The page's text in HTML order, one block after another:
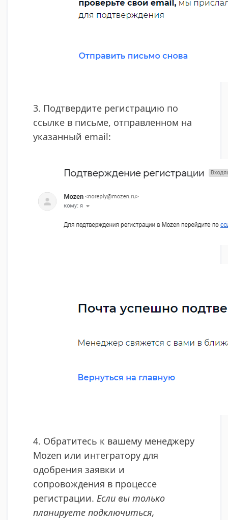
3. Подтвердите регистрацию по
ссылке в письме, отправленном на
указанный email:
4. Обратитесь к вашему менеджеру
Mozen или интегратору для
одобрения заявки и
сопровождения в процессе
регистрации. Если вы только
планируете подключиться,